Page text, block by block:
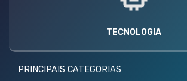
TECNOLOGIA
PRINCIPAIS CATEGORIAS